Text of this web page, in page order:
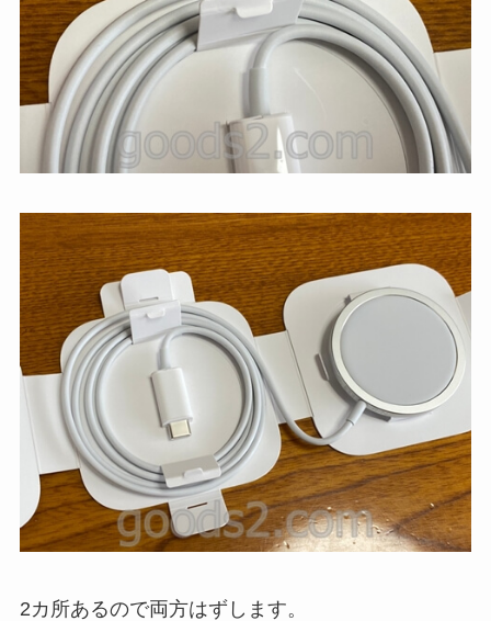
2カ所あるので両方はずします。